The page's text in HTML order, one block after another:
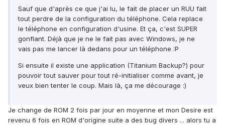
Sauf que d'après ce que j'ai lu, le fait de placer un RUU fait
tout perdre de la configuration du téléphone. Cela replace
le téléphone en configuration d'usine. Et ça, c'est SUPER
gonflant. Déjà que je ne le fait pas avec Windows, je ne
vais pas me lancer là dedans pour un téléphone :P
Si ensuite il existe une application (Titanium Backup?) pour
pouvoir tout sauver pour tout ré-initialiser comme avant, je
veux bien tenter le coup. Mais là, ça me décourage :)
Je change de ROM 2 fois par jour en moyenne et mon Desire est
revenu 6 fois en ROM d'origine suite a des bug divers ... alors tu a